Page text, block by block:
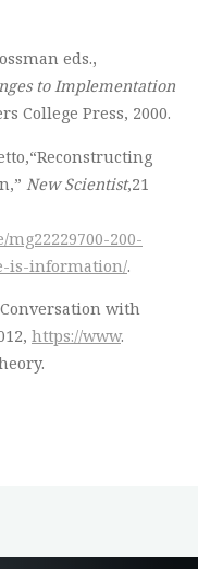
eds.,
to Implementation
College Press, 2000.
New Scientist,21
200-
is-information/.
Conversation with
https://www.